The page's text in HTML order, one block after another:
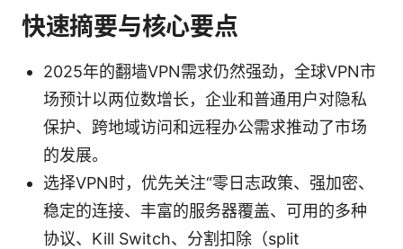
快速摘要与核心要点
2025年的翻墙VPN需求仍然强劲，全球VPN市
场预计以两位数增长，企业和普通用户对隐私
保护、跨地域访问和远程办公需求推动了市场
的发展。
选择VPN时，优先关注“零日志政策、强加密、
稳定的连接、丰富的服务器覆盖、可用的多种
协议、Kill Switch、分割扣除（split